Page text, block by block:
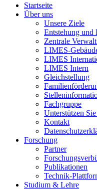
Startseite
Über uns
Unsere Ziele
Entstehung
Zentrale
LIMES-
LIMES
LIMES Intern
Gleichstellung
Fachgruppe
Unterstützen
Kontakt
Forschung
Partner
Publikationen
Technik-
Studium & Lehre